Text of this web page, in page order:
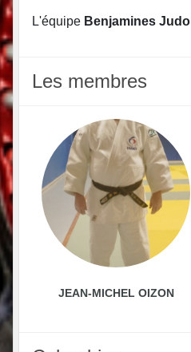
L'équipe Benjamines Judo
Les membres
JEAN-MICHEL OIZON